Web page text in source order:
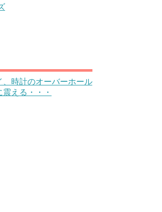
、時計のオーバーホール
震える・・・